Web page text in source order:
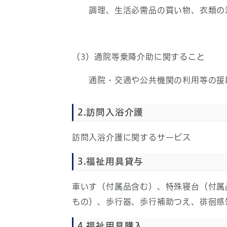
調理、生活必需品の買い物、衣類の
（3）通院等乗降介助に関すること
通院・交通や公共機関の利用等の援
2.訪問入浴介護
訪問入浴介護に関するサービス
3.福祉用具貸与
車いす（付属品含む）、特殊寝台（付
もの）、歩行器、歩行補助つえ、徘徊